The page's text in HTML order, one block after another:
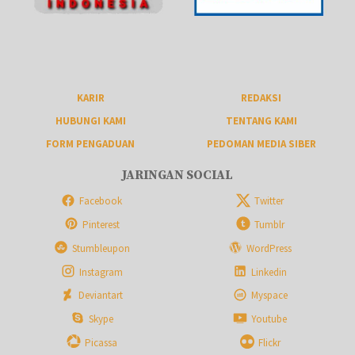
KARIR
REDAKSI
HUBUNGI KAMI
TENTANG KAMI
FORM PENGADUAN
PEDOMAN MEDIA SIBER
JARINGAN SOCIAL
Facebook
Twitter
Pinterest
Tumblr
Stumbleupon
WordPress
Instagram
Linkedin
Deviantart
Myspace
Skype
Youtube
Picassa
Flickr